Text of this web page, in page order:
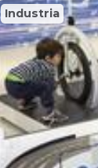
Industria